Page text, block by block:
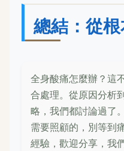
總結：從
全身酸痛怎麼辦？這
合處理。從原因分析
略，我們都討論過了
需要照顧的，別等到
經驗，歡迎分享，我